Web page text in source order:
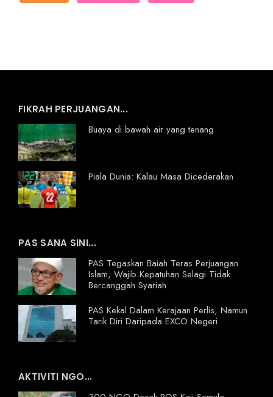
FIKRAH PERJUANGAN...
Buaya di bawah air yang tenang
Piala Dunia: Kalau Masa Dicederakan
PAS SANA SINI...
PAS Tegaskan Baiah Teras Perjuangan
Islam, Wajib Kepatuhan Selagi Tidak
Bercanggah Syariah
PAS Kekal Dalam Kerajaan Perlis, Namun
Tarik Diri Daripada EXCO Negeri
AKTIVITI NGO...